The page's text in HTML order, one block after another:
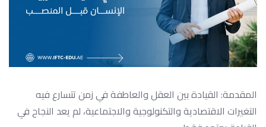
المقدمة: القيادة بين العقل والعاطفة في زمن تتسارع فيه
التغيرات الاقتصادية والتكنولوجية والاجتماعية، لم يعد النجاح في